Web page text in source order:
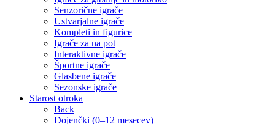
Senzorične igrače
Ustvarjalne igrače
Kompleti in figurice
Igrače za na pot
Interaktivne igrače
Športne igrače
Glasbene igrače
Sezonske igrače
Starost otroka
Back
Dojenčki (0–12 mesecev)